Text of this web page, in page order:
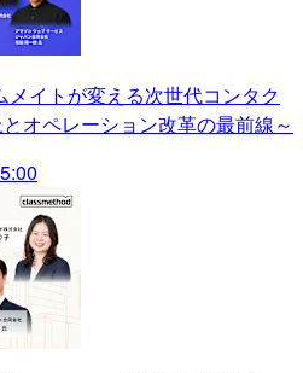
メイトが変える次世代コンタク
オペレーション改革の最前線～